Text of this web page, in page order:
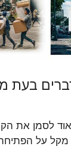
דברים בעת
לסמן את
מקל על